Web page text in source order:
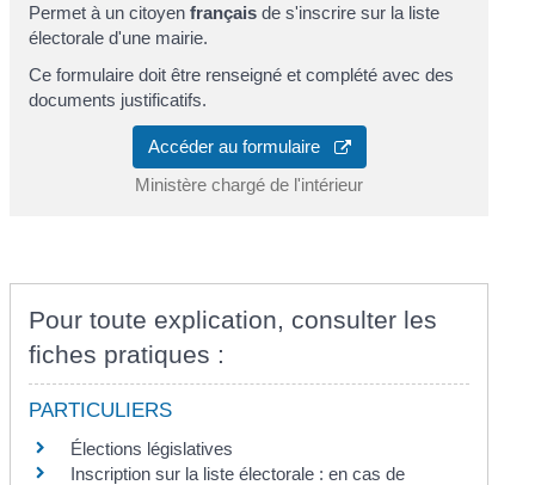
Permet à un citoyenfrançais de s'inscrire sur la liste
électorale d'une mairie.
Ce formulaire doit être renseigné et complété avec des
documents justificatifs.
Accéder au formulaire
Ministère chargé de l'intérieur
Pour toute explication, consulter les
fiches pratiques :
PARTICULIERS
Élections législatives
Inscription sur la liste électorale : en cas de